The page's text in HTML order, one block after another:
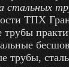
стальных
ТПХ
трубы
трубы,